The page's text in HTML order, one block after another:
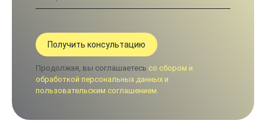
Продолжая, вы соглашаетесь со сбором и
обработкой персональных данных и
пользовательским соглашением.